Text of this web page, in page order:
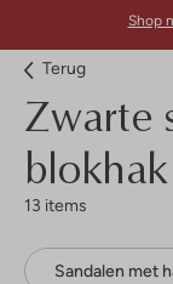
Shop
Terug
Zwarte
blokhak
13 items
Sandalen met